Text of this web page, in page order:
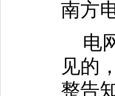
南方
电
见的
整告